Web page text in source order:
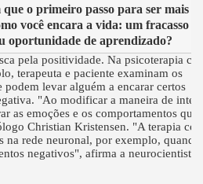
o primeiro passo para ser mais
você encara a vida: um fracasso é
oportunidade de aprendizado?
pela positividade. Na psicoterapia
terapeuta e paciente examinam os
levar alguém a encarar certos
"Ao modificar a maneira de
as emoções e os comportamentos que
Christian Kristensen. "A terapia
na rede neuronal, por exemplo, quando
negativos", afirma a neurocientista